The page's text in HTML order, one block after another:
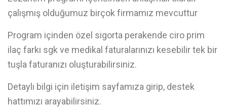
çalışmış olduğumuz birçok firmamız mevcuttur
Program içinden özel sigorta perakende ciro prim
ilaç farkı sgk ve medikal faturalarınızı kesebilir tek bir
tuşla faturanızı oluşturabilirsiniz.
Detaylı bilgi için iletişim sayfamıza girip, destek
hattımızı arayabilirsiniz.